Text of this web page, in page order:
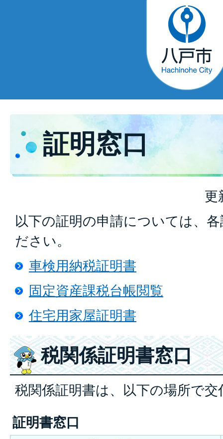
証明窓口
更
以下の証明の申請については、
ださい。
車検用納税証明書
固定資産課税台帳閲覧
住宅用家屋証明書
税関係証明書窓口
税関係証明書は、以下の場所で
証明書窓口